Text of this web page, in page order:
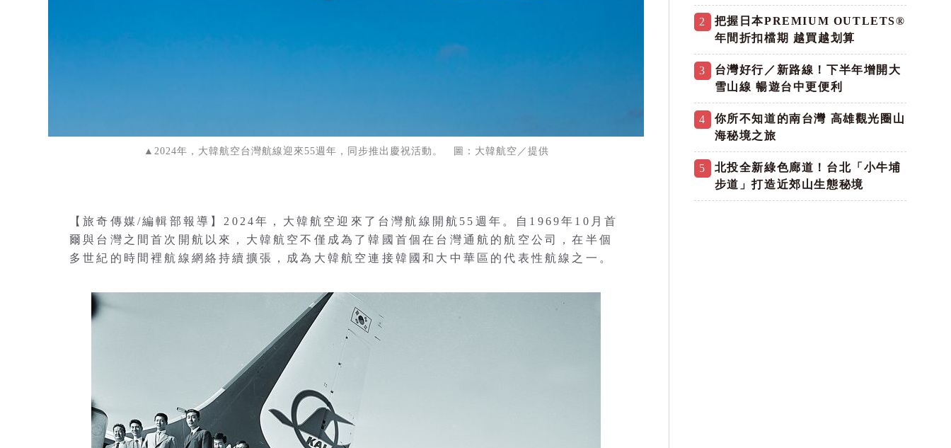
▲2024年，大韓航空台灣航線迎來55週年，同步推出慶祝活動。 圖：大韓航空／提供
【旅奇傳媒/編輯部報導】2024年，大韓航空迎來了台灣航線開航55週年。自1969年10月首
爾與台灣之間首次開航以來，大韓航空不僅成為了韓國首個在台灣通航的航空公司，在半個
多世紀的時間裡航線網絡持續擴張，成為大韓航空連接韓國和大中華區的代表性航線之一。
2
把握日本PREMIUM OUTLETS®
年間折扣檔期 越買越划算
3
台灣好行／新路線！下半年增開大
雪山線 暢遊台中更便利
4
你所不知道的南台灣 高雄觀光圈山
海秘境之旅
5
北投全新綠色廊道！台北「小牛埔
步道」打造近郊山生態秘境